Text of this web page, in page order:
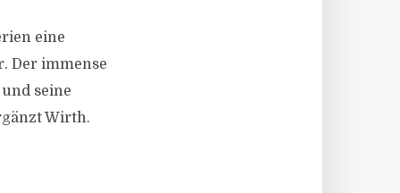
eine
Der immense
seine
Wirth.